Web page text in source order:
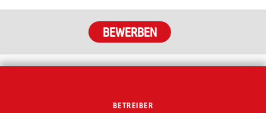
BETREIBER